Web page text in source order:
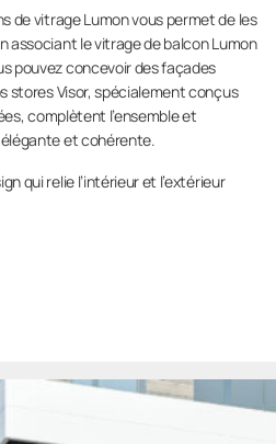
de vitrage Lumon vous permet de les
associant le vitrage de balcon Lumon
pouvez concevoir des façades
stores Visor, spécialement conçus
complètent l’ensemble et
et cohérente.
qui relie l’intérieur et l’extérieur